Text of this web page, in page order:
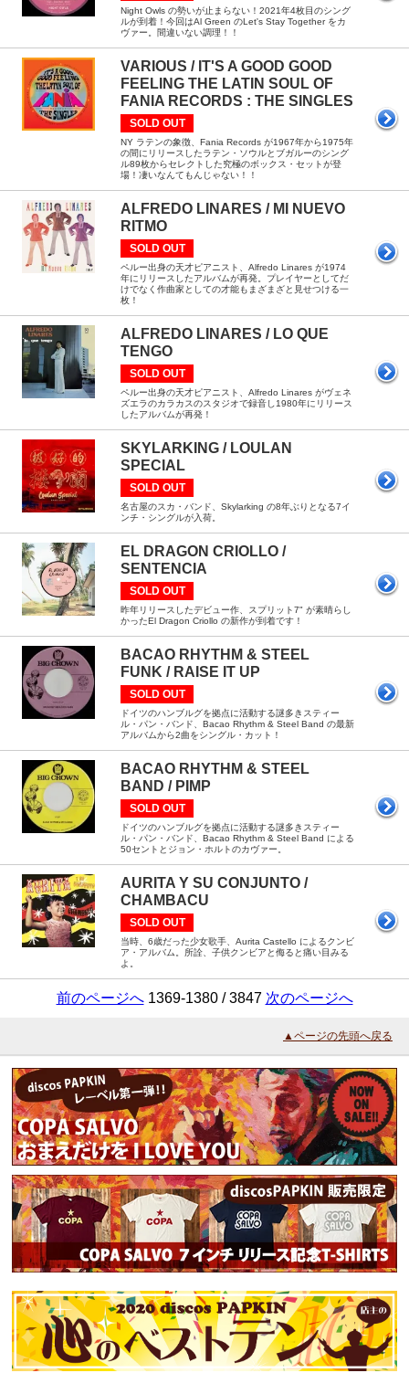
Night Owls の勢いが止まらない！2021年4枚目のシング
ルが到着！今回はAl Green のLet's Stay Together をカ
ヴァー。間違いない調理！！
VARIOUS / IT'S A GOOD GOOD
FEELING THE LATIN SOUL OF
FANIA RECORDS : THE SINGLES
SOLD OUT
NY ラテンの象徴、Fania Records が1967年から1975年
の間にリリースしたラテン・ソウルとブガルーのシング
ル89枚からセレクトした究極のボックス・セットが登
場！凄いなんてもんじゃない！！
ALFREDO LINARES / MI NUEVO
RITMO
SOLD OUT
ペルー出身の天才ピアニスト、Alfredo Linares が1974
年にリリースしたアルバムが再発。プレイヤーとしてだ
けでなく作曲家としての才能もまざまざと見せつける一
枚！
ALFREDO LINARES / LO QUE
TENGO
SOLD OUT
ペルー出身の天才ピアニスト、Alfredo Linares がヴェネ
ズエラのカラカスのスタジオで録音し1980年にリリース
したアルバムが再発！
SKYLARKING / LOULAN
SPECIAL
SOLD OUT
名古屋のスカ・バンド、Skylarking の8年ぶりとなる7イ
ンチ・シングルが入荷。
EL DRAGON CRIOLLO /
SENTENCIA
SOLD OUT
昨年リリースしたデビュー作、スプリット7" が素晴らし
かったEl Dragon Criollo の新作が到着です！
BACAO RHYTHM & STEEL
FUNK / RAISE IT UP
SOLD OUT
ドイツのハンブルグを拠点に活動する謎多きスティー
ル・パン・バンド、Bacao Rhythm & Steel Band の最新
アルバムから2曲をシングル・カット！
BACAO RHYTHM & STEEL
BAND / PIMP
SOLD OUT
ドイツのハンブルグを拠点に活動する謎多きスティー
ル・パン・バンド、Bacao Rhythm & Steel Band による
50セントとジョン・ホルトのカヴァー。
AURITA Y SU CONJUNTO /
CHAMBACU
SOLD OUT
当時、6歳だった少女歌手、Aurita Castello によるクンビ
ア・アルバム。所詮、子供クンビアと侮ると痛い目みる
よ。
前のページへ1369-1380 / 3847 次のページへ
▲ページの先頭へ戻る